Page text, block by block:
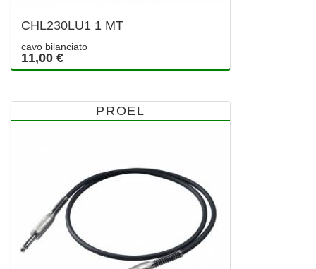
CHL230LU1 1 MT
cavo bilanciato
11,00 €
PROEL